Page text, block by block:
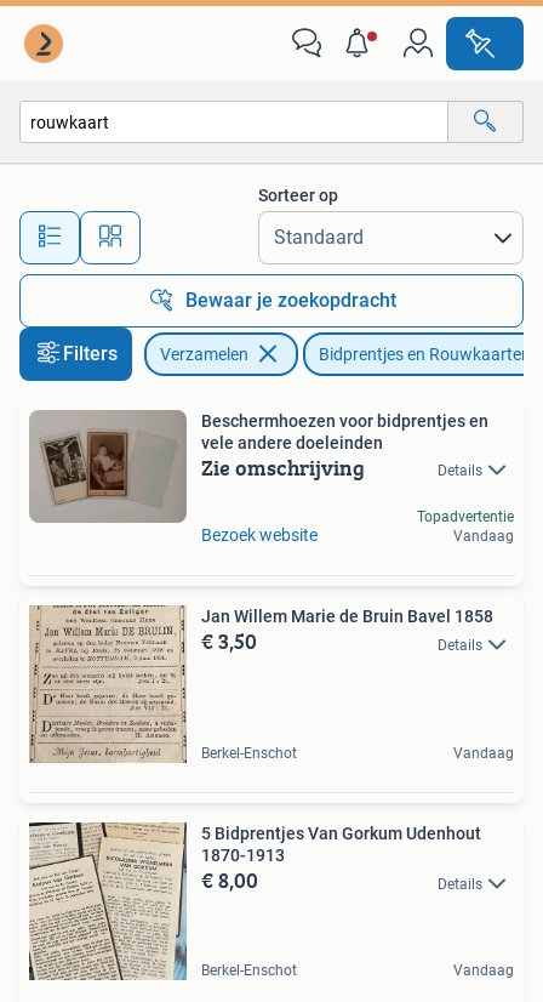
Alle afstanden…
Sorteer op
Bewaar je zoekopdracht
Filters Verzamelen Bidprentjes en Rouwkaarten
Beschermhoezen voor bidprentjes en
vele andere doeleinden
Zie omschrijving Details
Bezoek website
Topadvertentie
Vandaag
Jan Willem Marie de Bruin Bavel 1858
€ 3,50 Details
Berkel-Enschot Vandaag
5 Bidprentjes Van Gorkum Udenhout
1870-1913
€ 8,00 Details
Berkel-Enschot Vandaag